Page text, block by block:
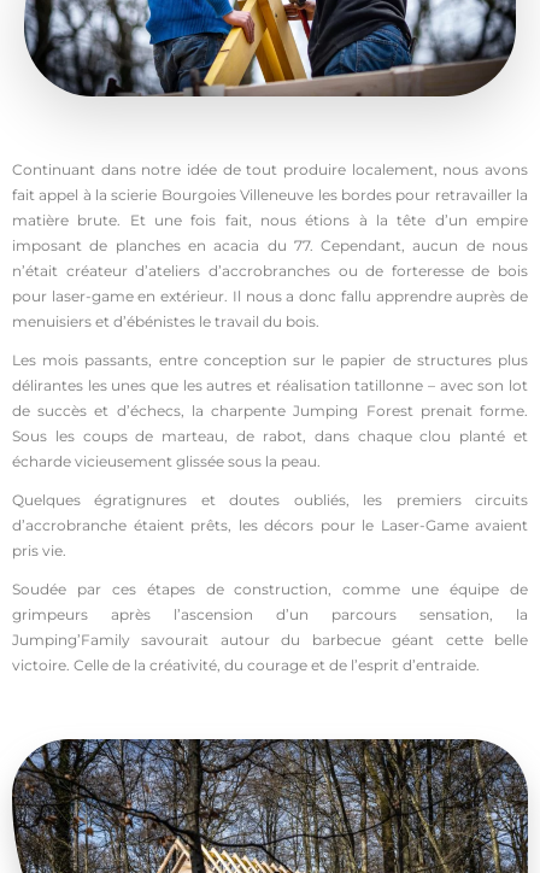
Continuant dans notre idée de tout produire localement, nous avons
fait appel à la scierie Bourgoies Villeneuve les bordes pour retravailler la
matière brute. Et une fois fait, nous étions à la tête d’un empire
imposant de planches en acacia du 77. Cependant, aucun de nous
n’était créateur d’ateliers d’accrobranches ou de forteresse de bois
pour laser-game en extérieur. Il nous a donc fallu apprendre auprès de
menuisiers et d’ébénistes le travail du bois.
Les mois passants, entre conception sur le papier de structures plus
délirantes les unes que les autres et réalisation tatillonne – avec son lot
de succès et d’échecs, la charpente Jumping Forest prenait forme.
Sous les coups de marteau, de rabot, dans chaque clou planté et
écharde vicieusement glissée sous la peau.
Quelques égratignures et doutes oubliés, les premiers circuits
d’accrobranche étaient prêts, les décors pour le Laser-Game avaient
pris vie.
Soudée par ces étapes de construction, comme une équipe de
grimpeurs après l’ascension d’un parcours sensation, la
Jumping’Family savourait autour du barbecue géant cette belle
victoire. Celle de la créativité, du courage et de l’esprit d’entraide.